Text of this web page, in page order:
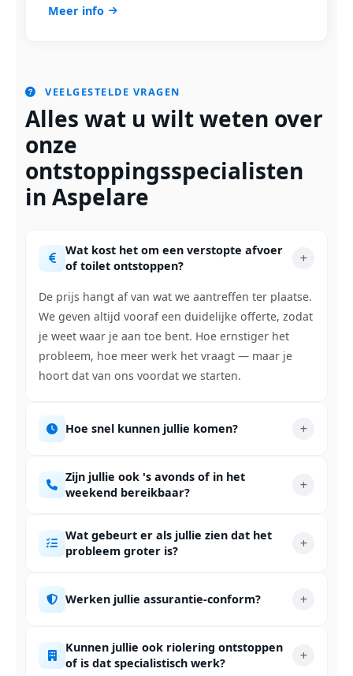
Meer info
VEELGESTELDE VRAGEN
Alles wat u wilt weten over
onze
ontstoppingsspecialisten
in Aspelare
Wat kost het om een verstopte afvoer
of toilet ontstoppen?
De prijs hangt af van wat we aantreffen ter plaatse.
We geven altijd vooraf een duidelijke offerte, zodat
je weet waar je aan toe bent. Hoe ernstiger het
probleem, hoe meer werk het vraagt — maar je
hoort dat van ons voordat we starten.
Hoe snel kunnen jullie komen?
Zijn jullie ook 's avonds of in het
weekend bereikbaar?
Wat gebeurt er als jullie zien dat het
probleem groter is?
Werken jullie assurantie-conform?
Kunnen jullie ook riolering ontstoppen
of is dat specialistisch werk?